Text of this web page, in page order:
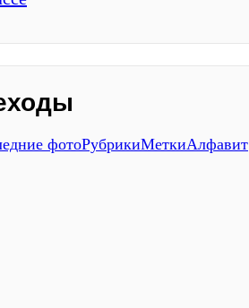
фотоРубрикиМеткиАлфавит